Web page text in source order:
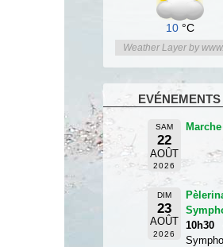
10 °C
Weather Layer by
SAM
22
AOÛT
2026
DIM
23
AOÛT
2026
10h30